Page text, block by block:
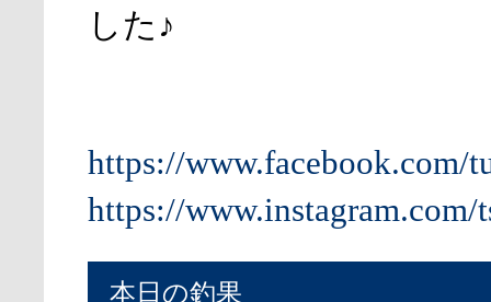
した♪
https://www.facebook.com/
https://www.instagram.com/
本日の釣果